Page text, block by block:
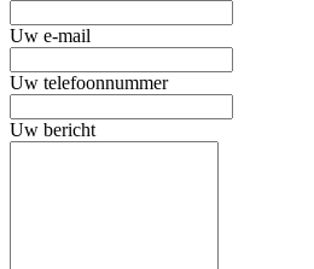
Uw e-mail
Uw telefoonnummer
Uw bericht